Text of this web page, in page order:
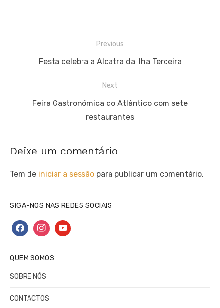
Previous
Previous
Festa celebra a Alcatra da Ilha Terceira
Next
Feira Gastronómica do Atlântico com sete
restaurantes
Deixe um comentário
Tem de iniciar a sessão para publicar um comentário.
SIGA-NOS NAS REDES SOCIAIS
facebookinstagramyoutube
QUEM SOMOS
SOBRE NÓS
CONTACTOS